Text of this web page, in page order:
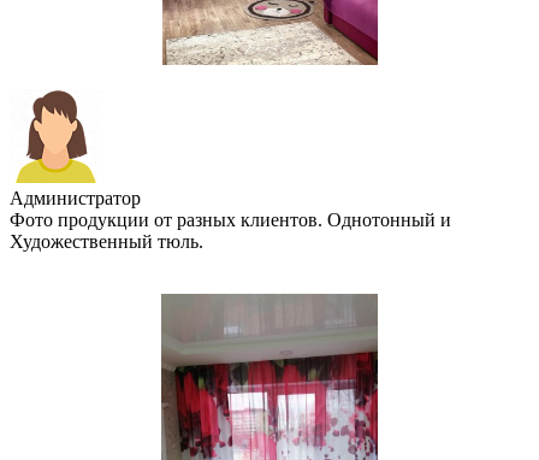
Администратор
Фото продукции от разных клиентов. Однотонный и
Художественный тюль.